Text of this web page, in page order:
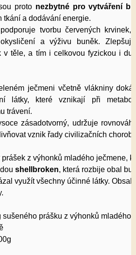
proto nezbytné pro vytváření
tkání a dodávání energie.
tvorbu červených krvinek,
a výživu buněk.
v těle, a tím i celkovou fyzickou i
ječmeni včetně vlákniny
látky, které vznikají při
trávení.
zásadotvorný, udržuje
vznik řady civilizačních chorob.
prášek z výhonků mladého ječmene,
shellbroken, která rozbije obal
využít všechny účinné látky.
sušeného prášku z výhonků mladého